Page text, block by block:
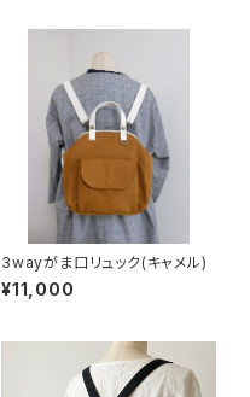
3wayがま口リュック(キャメル)
¥11,000